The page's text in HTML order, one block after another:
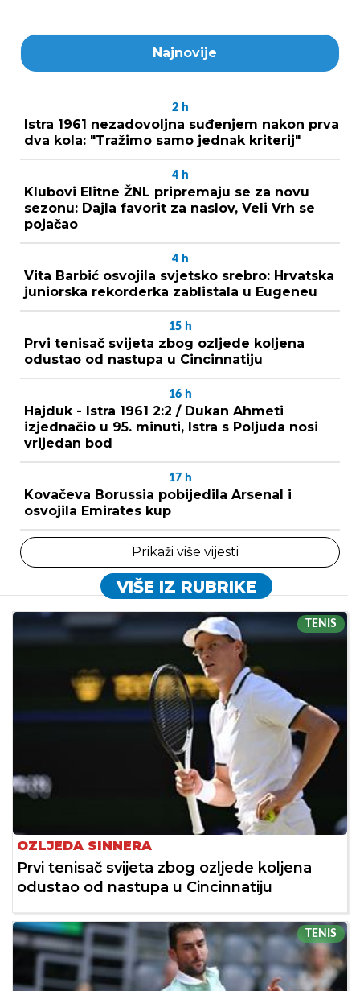
Najnovije
2 h
Istra 1961 nezadovoljna suđenjem nakon prva
dva kola: "Tražimo samo jednak kriterij"
4 h
Klubovi Elitne ŽNL pripremaju se za novu
sezonu: Dajla favorit za naslov, Veli Vrh se
pojačao
4 h
Vita Barbić osvojila svjetsko srebro: Hrvatska
juniorska rekorderka zablistala u Eugeneu
15 h
Prvi tenisač svijeta zbog ozljede koljena
odustao od nastupa u Cincinnatiju
16 h
Hajduk - Istra 1961 2:2 / Dukan Ahmeti
izjednačio u 95. minuti, Istra s Poljuda nosi
vrijedan bod
17 h
Kovačeva Borussia pobijedila Arsenal i
osvojila Emirates kup
Prikaži više vijesti
VIŠE IZ RUBRIKE
TENIS
OZLJEDA SINNERA
Prvi tenisač svijeta zbog ozljede koljena
odustao od nastupa u Cincinnatiju
TENIS